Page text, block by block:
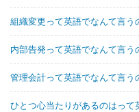
組織変更って英語でなんて言う
内部告発って英語でなんて言う
管理会計って英語でなんて言う
ひとつ心当たりがあるのはって